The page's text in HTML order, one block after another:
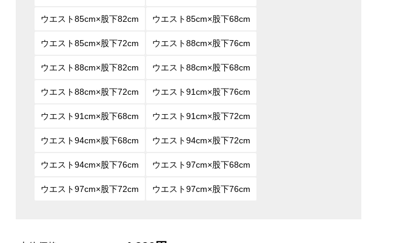
ウエスト85cm×股下82cm ウエスト85cm×股下68cm
ウエスト85cm×股下72cm ウエスト88cm×股下76cm
ウエスト88cm×股下82cm ウエスト88cm×股下68cm
ウエスト88cm×股下72cm ウエスト91cm×股下76cm
ウエスト91cm×股下68cm ウエスト91cm×股下72cm
ウエスト94cm×股下68cm ウエスト94cm×股下72cm
ウエスト94cm×股下76cm ウエスト97cm×股下68cm
ウエスト97cm×股下72cm ウエスト97cm×股下76cm